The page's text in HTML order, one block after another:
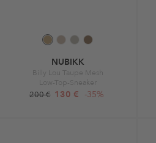
NUBIKK
Billy Lou Taupe Mesh
Low-Top-Sneaker
200 € 130 € -35%